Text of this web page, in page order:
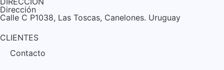
Dirección
Calle C P1038, Las Toscas, Canelones. Uruguay
CLIENTES
Contacto